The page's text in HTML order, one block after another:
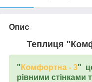
Опис
Теплиця
" Комфортна - 3"
рівними стінками